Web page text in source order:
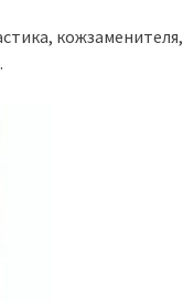
кожзаменителя,